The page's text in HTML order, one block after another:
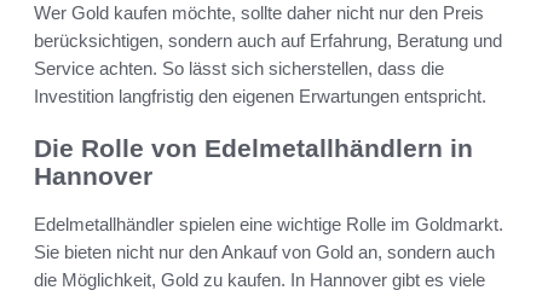
Wer Gold kaufen möchte, sollte daher nicht nur den Preis
berücksichtigen, sondern auch auf Erfahrung, Beratung und
Service achten. So lässt sich sicherstellen, dass die
Investition langfristig den eigenen Erwartungen entspricht.
Die Rolle von Edelmetallhändlern in
Hannover
Edelmetallhändler spielen eine wichtige Rolle im Goldmarkt.
Sie bieten nicht nur den Ankauf von Gold an, sondern auch
die Möglichkeit, Gold zu kaufen. In Hannover gibt es viele